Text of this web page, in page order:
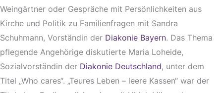
Weingärtner oder Gespräche mit Persönlichkeiten aus
Kirche und Politik zu Familienfragen mit Sandra
Schuhmann, Vorständin der Diakonie Bayern. Das Thema
pflegende Angehörige diskutierte Maria Loheide,
Sozialvorständin der Diakonie Deutschland, unter dem
Titel „Who cares“. „Teures Leben – leere Kassen“ war der